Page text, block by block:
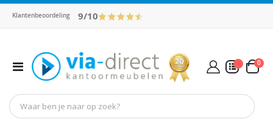
Klantenbeoordeling 9/10
Toggle
Nav
Cart
0